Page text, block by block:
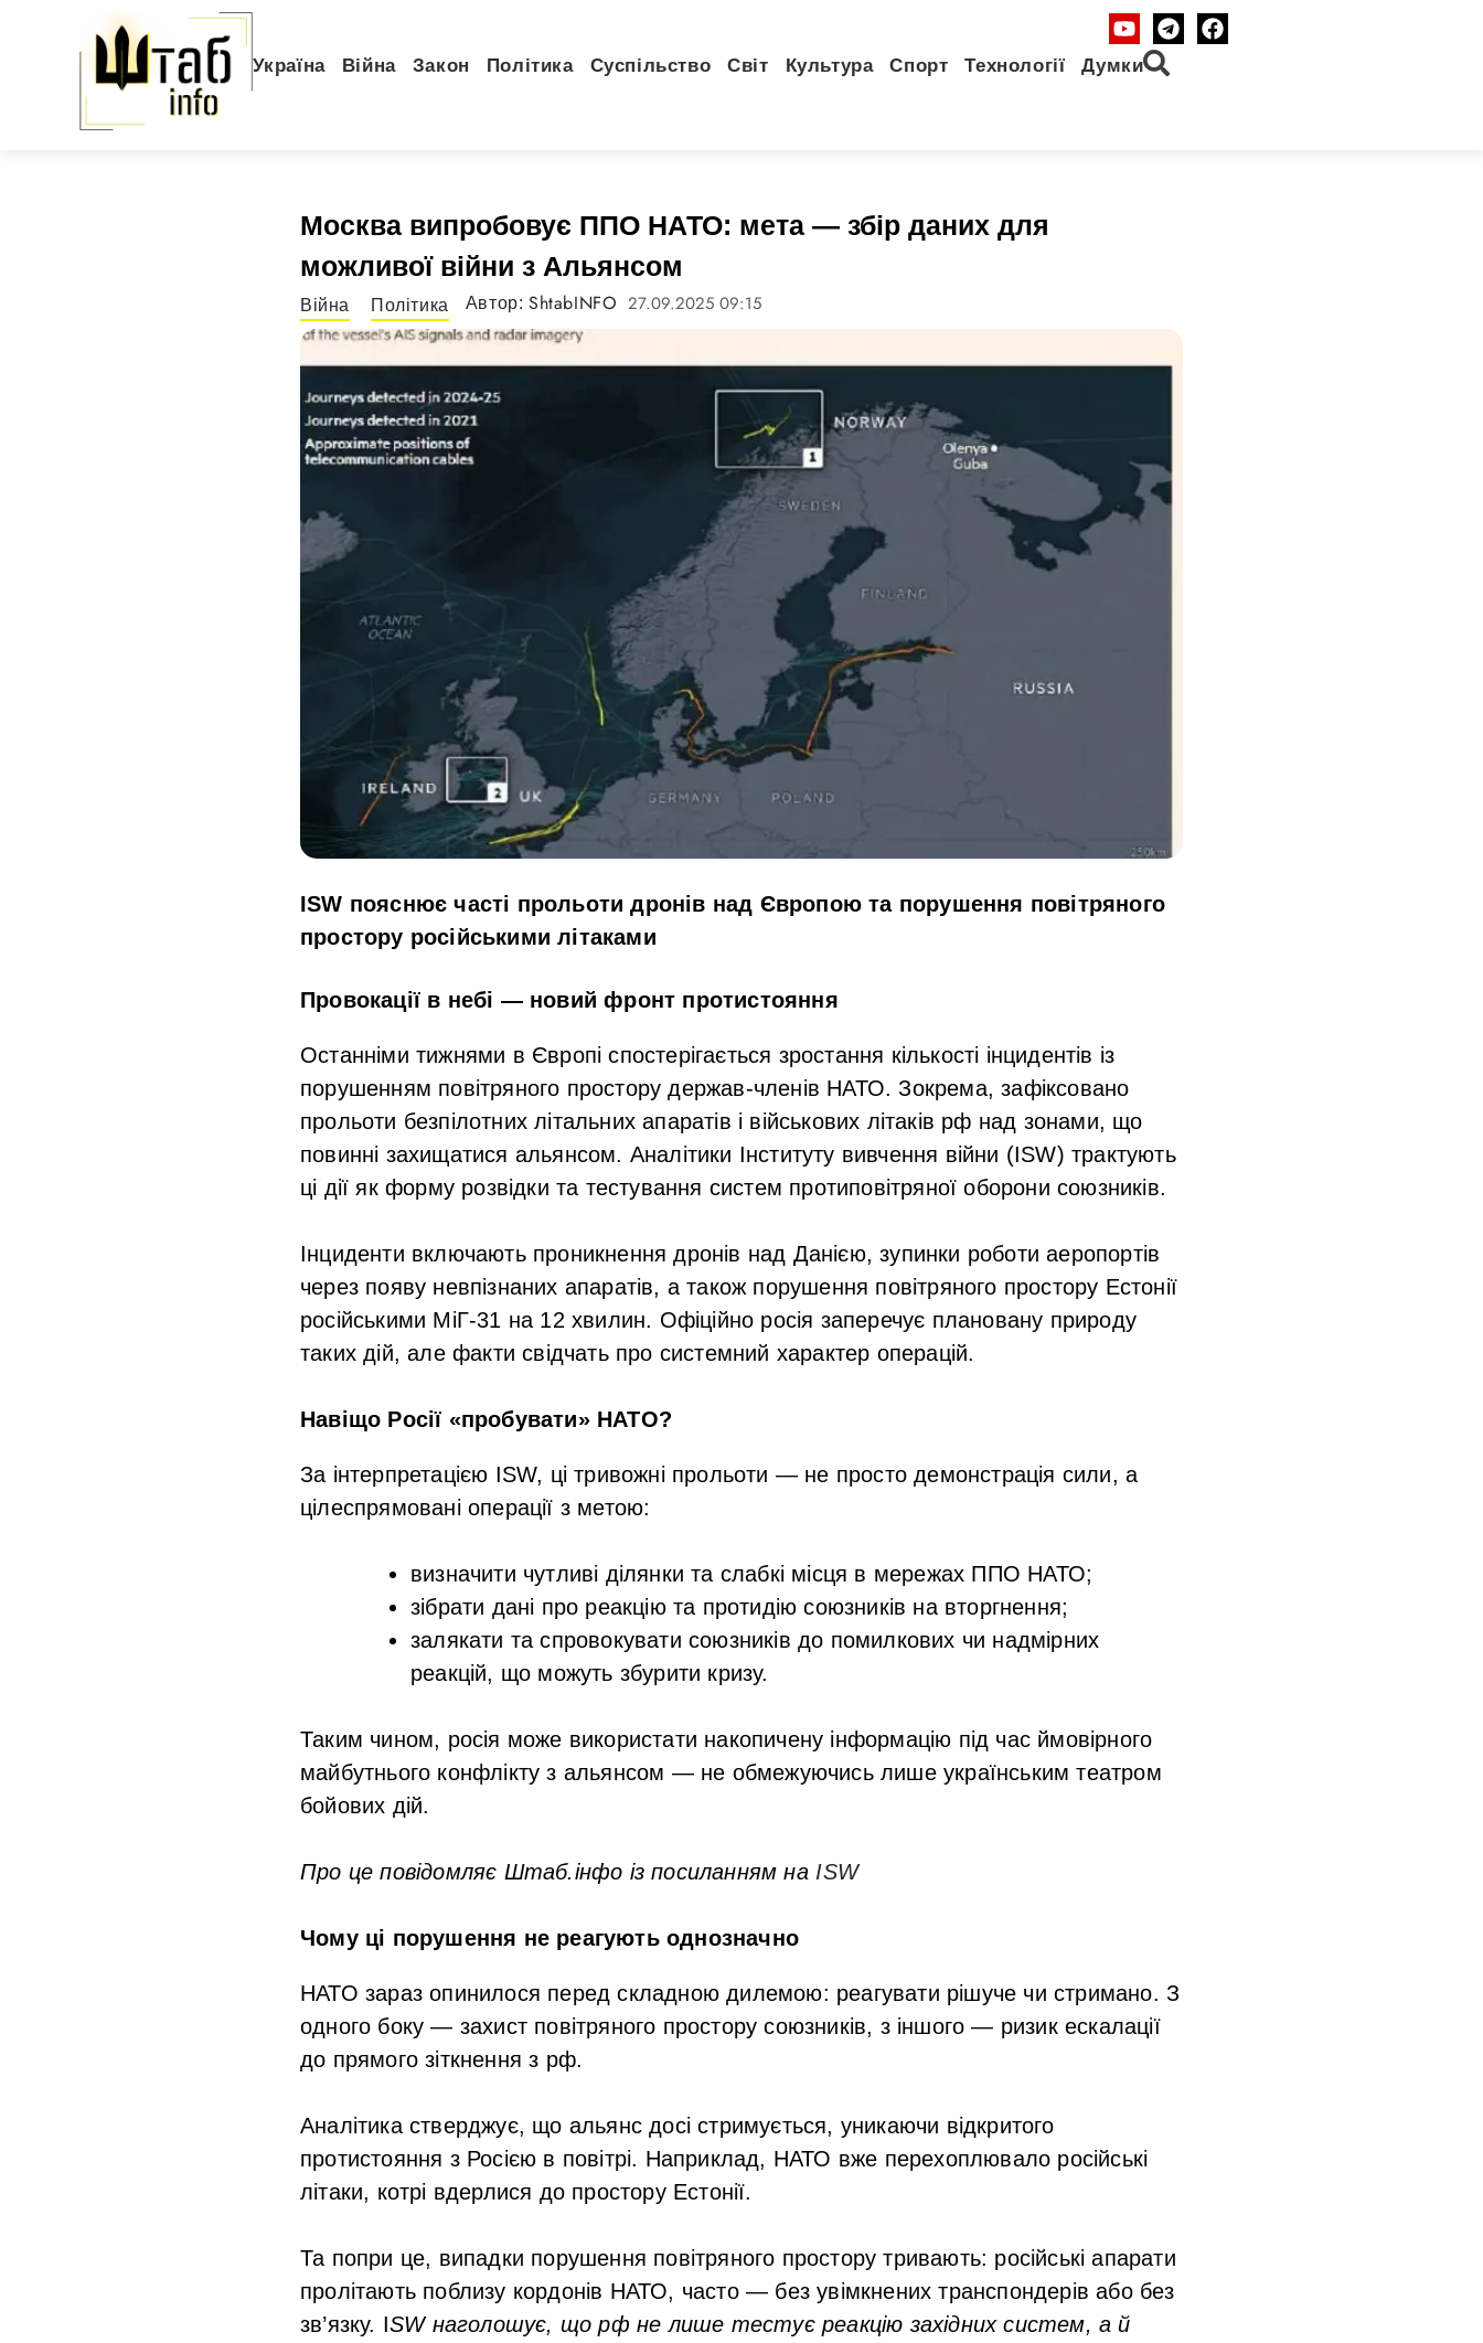
Україна Війна Закон Політика Суспільство Світ Культура Спорт Технології Думки
Москва випробовує ППО НАТО: мета — збір даних для
можливої війни з Альянсом
Війна Політика Автор:ShtabINFO 27.09.2025 09:15
ISW пояснює часті прольоти дронів над Європою та порушення повітряного
простору російськими літаками
Провокації в небі — новий фронт протистояння
Останніми тижнями в Європі спостерігається зростання кількості інцидентів із
порушенням повітряного простору держав-членів НАТО. Зокрема, зафіксовано
прольоти безпілотних літальних апаратів і військових літаків рф над зонами, що
повинні захищатися альянсом. Аналітики Інституту вивчення війни (ISW) трактують
ці дії як форму розвідки та тестування систем протиповітряної оборони союзників.
Інциденти включають проникнення дронів над Данією, зупинки роботи аеропортів
через появу невпізнаних апаратів, а також порушення повітряного простору Естонії
російськими МіГ-31 на 12 хвилин. Офіційно росія заперечує плановану природу
таких дій, але факти свідчать про системний характер операцій.
Навіщо Росії «пробувати» НАТО?
За інтерпретацією ISW, ці тривожні прольоти — не просто демонстрація сили, а
цілеспрямовані операції з метою:
визначити чутливі ділянки та слабкі місця в мережах ППО НАТО;
зібрати дані про реакцію та протидію союзників на вторгнення;
залякати та спровокувати союзників до помилкових чи надмірних
реакцій, що можуть збурити кризу.
Таким чином, росія може використати накопичену інформацію під час ймовірного
майбутнього конфлікту з альянсом — не обмежуючись лише українським театром
бойових дій.
Про це повідомляє Штаб.інфо із посиланням на ISW
Чому ці порушення не реагують однозначно
НАТО зараз опинилося перед складною дилемою: реагувати рішуче чи стримано. З
одного боку — захист повітряного простору союзників, з іншого — ризик ескалації
до прямого зіткнення з рф.
Аналітика стверджує, що альянс досі стримується, уникаючи відкритого
протистояння з Росією в повітрі. Наприклад, НАТО вже перехоплювало російські
літаки, котрі вдерлися до простору Естонії.
Та попри це, випадки порушення повітряного простору тривають: російські апарати
пролітають поблизу кордонів НАТО, часто — без увімкнених транспондерів або без
зв’язку. ISW наголошує, що рф не лише тестує реакцію західних систем, а й